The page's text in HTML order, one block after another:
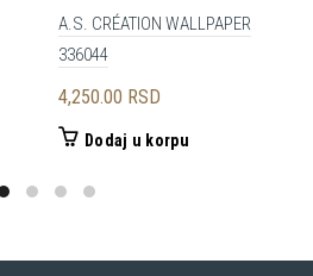
A.S. CRÉATION WALLPAPER
336044
4,250.00 RSD
Dodaj u korpu